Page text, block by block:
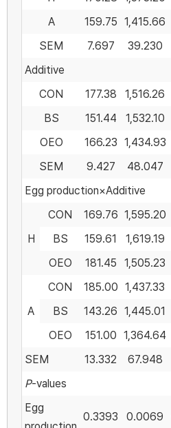
A
159.75 1,415.66
SEM
7.697 39.230
Additive
CON
177.38 1,516.26
BS
151.44 1,532.10
OEO
166.23 1,434.93
SEM
9.427 48.047
Egg production×Additive
H
CON 169.76 1,595.20
BS
159.61 1,619.19
OEO
181.45 1,505.23
A
CON 185.00 1,437.33
BS
143.26 1,445.01
OEO
151.00 1,364.64
SEM
13.332 67.948
P-values
Egg
0.3393 0.0069